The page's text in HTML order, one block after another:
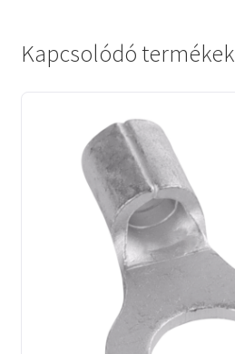
Kapcsolódó termékek